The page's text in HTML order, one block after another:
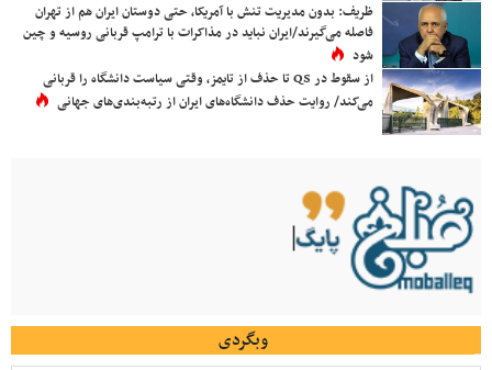
ظریف: بدون مدیریت تنش با آمریکا، حتی دوستان ایران هم از تهران
فاصله می‌گیرند/ایران نباید در مذاکرات با ترامپ قربانی روسیه و چین
شود
از سقوط در QS تا حذف از تایمز، وقتی سیاست دانشگاه را قربانی
می‌کند/ روایت حذف دانشگاه‌های ایران از رتبه‌بندی‌های جهانی
وبگردی